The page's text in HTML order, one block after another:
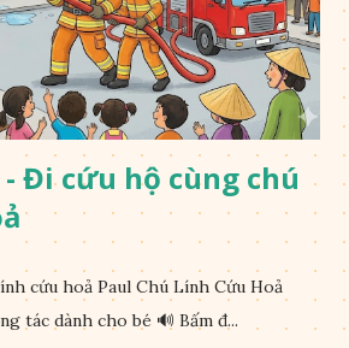
Đi cứu hộ cùng chú
cứu hoả Paul Chú Lính Cứu Hoả
tác dành cho bé 🔊 Bấm đ...